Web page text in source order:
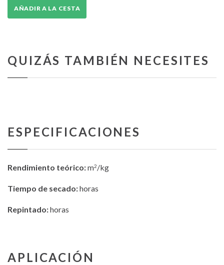
AÑADIR A LA CESTA
QUIZÁS TAMBIÉN NECESITES
ESPECIFICACIONES
Rendimiento teórico:m2/kg
Tiempo de secado:horas
Repintado:horas
APLICACIÓN